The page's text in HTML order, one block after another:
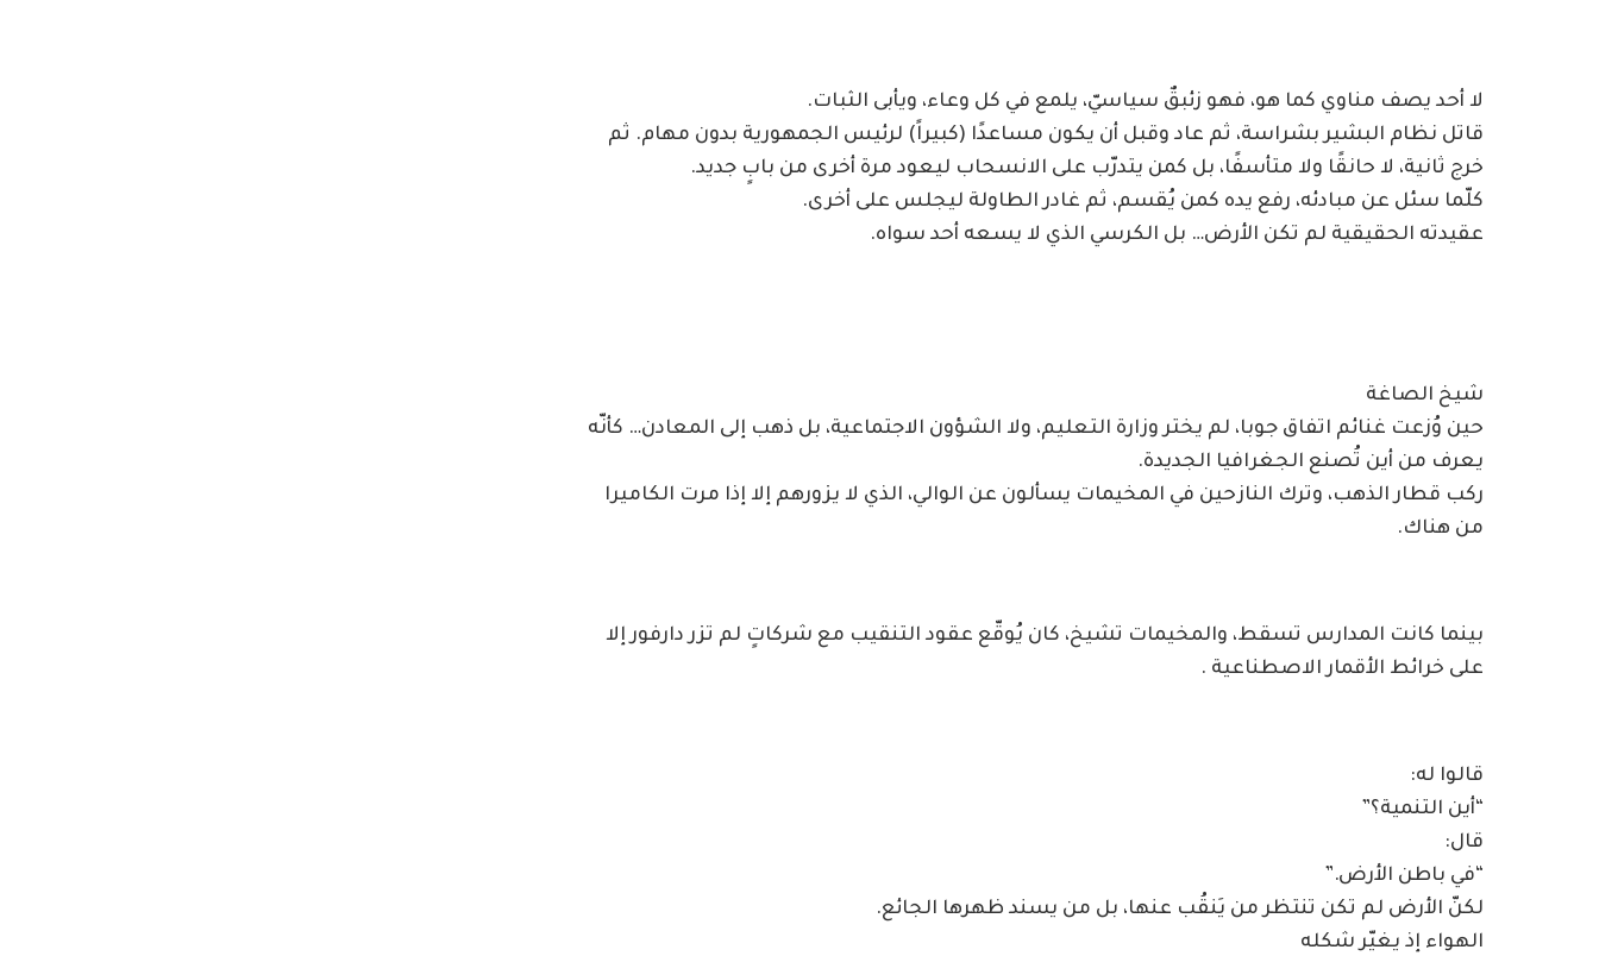
لا أحد يصف مناوي كما هو، فهو زئبقٌ سياسيّ، يلمع في كل وعاء، ويأبى الثبات.
قاتل نظام البشير بشراسة، ثم عاد وقبل أن يكون مساعدًا (كبيراً) لرئيس الجمهورية بدون مهام. ثم
خرج ثانية، لا حانقًا ولا متأسفًا، بل كمن يتدرّب على الانسحاب ليعود مرة أخرى من بابٍ جديد.
كلّما سئل عن مبادئه، رفع يده كمن يُقسم، ثم غادر الطاولة ليجلس على أخرى.
عقيدته الحقيقية لم تكن الأرض… بل الكرسي الذي لا يسعه أحد سواه.
شيخ الصاغة
حين وُزعت غنائم اتفاق جوبا، لم يختر وزارة التعليم، ولا الشؤون الاجتماعية، بل ذهب إلى المعادن… كأنّه
يعرف من أين تُصنع الجغرافيا الجديدة.
ركب قطار الذهب، وترك النازحين في المخيمات يسألون عن الوالي، الذي لا يزورهم إلا إذا مرت الكاميرا
من هناك.
بينما كانت المدارس تسقط، والمخيمات تشيخ، كان يُوقّع عقود التنقيب مع شركاتٍ لم تزر دارفور إلا
على خرائط الأقمار الاصطناعية .
قالوا له:
“أين التنمية؟”
قال:
“في باطن الأرض.”
لكنّ الأرض لم تكن تنتظر من يَنقُب عنها، بل من يسند ظهرها الجائع.
الهواء إذ يغيّر شكله